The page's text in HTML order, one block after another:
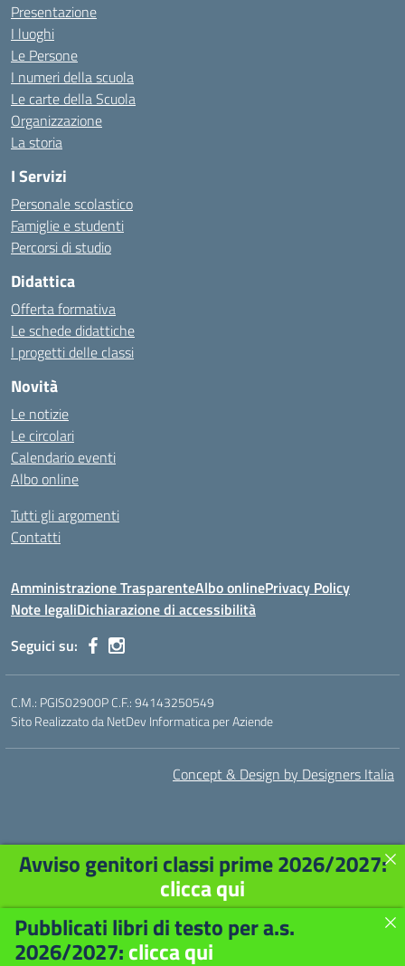
Presentazione
I luoghi
Le Persone
I numeri della scuola
Le carte della Scuola
Organizzazione
La storia
I Servizi
Personale scolastico
Famiglie e studenti
Percorsi di studio
Didattica
Offerta formativa
Le schede didattiche
I progetti delle classi
Novità
Le notizie
Le circolari
Calendario eventi
Albo online
Tutti gli argomenti
Contatti
Amministrazione TrasparenteAlbo onlinePrivacy Policy
Note legaliDichiarazione di accessibilità
Seguici su:
C.M.: PGIS02900P C.F.: 94143250549
Sito Realizzato da NetDev Informatica per Aziende
Concept & Design by Designers Italia
Avviso genitori classi prime 2026/2027:
clicca qui
Pubblicati libri di testo per a.s.
2026/2027:clicca qui